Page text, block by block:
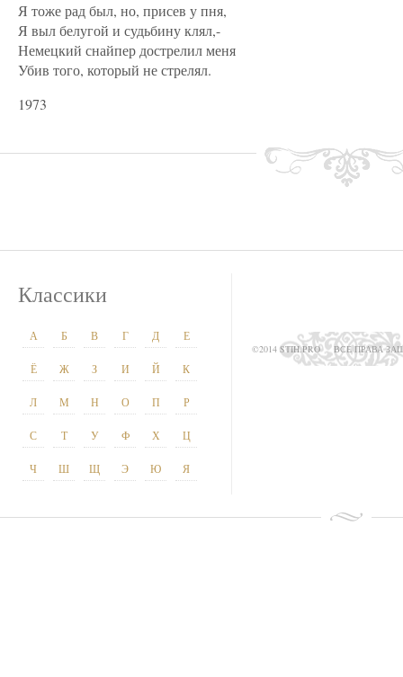
Я тоже рад был, но, присев у пня,
Я выл белугой и судьбину клял,-
Немецкий снайпер дострелил меня
Убив того, который не стрелял.
1973
Классики
А Б В Г Д Е
Ё Ж З И Й К
Л М Н О П Р
С Т У Ф Х Ц
Ч Ш Щ Э Ю Я
©2014 STIH.PRO ВСЕ ПРАВА